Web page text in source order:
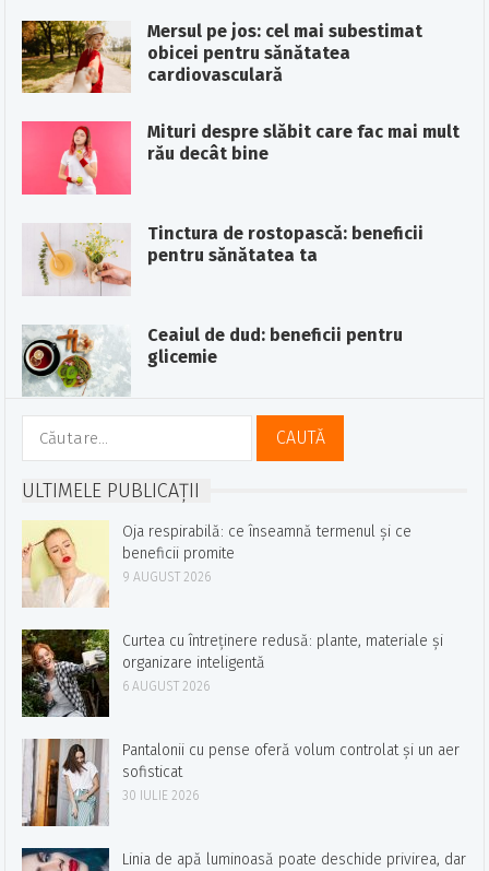
Mersul pe jos: cel mai subestimat
obicei pentru sănătatea
cardiovasculară
Mituri despre slăbit care fac mai mult
rău decât bine
Tinctura de rostopască: beneficii
pentru sănătatea ta
Ceaiul de dud: beneficii pentru
glicemie
Caută
după:
ULTIMELE PUBLICAȚII
Oja respirabilă: ce înseamnă termenul și ce
beneficii promite
9 AUGUST 2026
Curtea cu întreținere redusă: plante, materiale și
organizare inteligentă
6 AUGUST 2026
Pantalonii cu pense oferă volum controlat și un aer
sofisticat
30 IULIE 2026
Linia de apă luminoasă poate deschide privirea, dar